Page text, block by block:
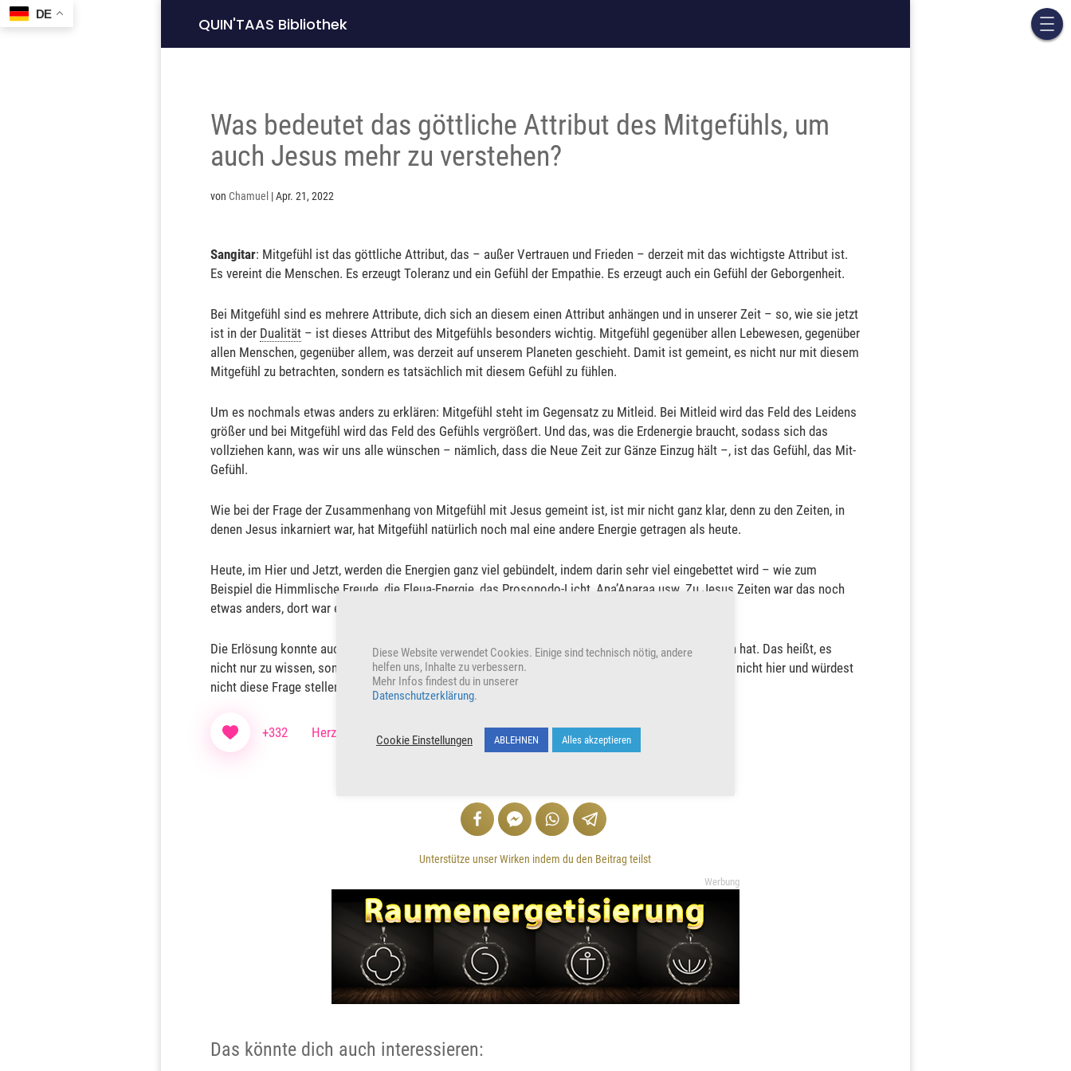
QUIN'TAAS Bibliothek
Was bedeutet das göttliche Attribut des Mitgefühls, um
auch Jesus mehr zu verstehen?
von Chamuel |Apr. 21, 2022
Sangitar: Mitgefühl ist das göttliche Attribut, das – außer Vertrauen und Frieden – derzeit mit das wichtigste Attribut ist.
Es vereint die Menschen. Es erzeugt Toleranz und ein Gefühl der Empathie. Es erzeugt auch ein Gefühl der Geborgenheit.
Bei Mitgefühl sind es mehrere Attribute, dich sich an diesem einen Attribut anhängen und in unserer Zeit – so, wie sie jetzt
ist in der Dualität– ist dieses Attribut des Mitgefühls besonders wichtig. Mitgefühl gegenüber allen Lebewesen, gegenüber
allen Menschen, gegenüber allem, was derzeit auf unserem Planeten geschieht. Damit ist gemeint, es nicht nur mit diesem
Mitgefühl zu betrachten, sondern es tatsächlich mit diesem Gefühl zu fühlen.
Um es nochmals etwas anders zu erklären: Mitgefühl steht im Gegensatz zu Mitleid. Bei Mitleid wird das Feld des Leidens
größer und bei Mitgefühl wird das Feld des Gefühls vergrößert. Und das, was die Erdenergie braucht, sodass sich das
vollziehen kann, was wir uns alle wünschen – nämlich, dass die Neue Zeit zur Gänze Einzug hält –, ist das Gefühl, das Mit-
Gefühl.
Wie bei der Frage der Zusammenhang von Mitgefühl mit Jesus gemeint ist, ist mir nicht ganz klar, denn zu den Zeiten, in
denen Jesus inkarniert war, hat Mitgefühl natürlich noch mal eine andere Energie getragen als heute.
Heute, im Hier und Jetzt, werden die Energien ganz viel gebündelt, indem darin sehr viel eingebettet wird – wie zum
Beispiel die Himmlische Freude, die Eleua-Energie, das Prosonodo-Licht, Ana’Anaraa usw. Zu Jesus Zeiten war das noch
etwas anders, dort war es mehr die Erlösung.
Die Erlösung konnte auch nur stattfinden, wenn man dieses Fühlen für Gottes Sohn in sich getragen hat. Das heißt, es
nicht nur zu wissen, sondern es tatsächlich zu fühlen. Doch du hast es gefühlt, sonst wärst du jetzt nicht hier und würdest
nicht diese Frage stellen. (Sangitar lächelt.)
+332 Herzen freuen auch uns
Unterstütze unser Wirken indem du den Beitrag teilst
Werbung
Das könnte dich auch interessieren:
Diese Website verwendet Cookies. Einige sind technisch nötig, andere
helfen uns, Inhalte zu verbessern.
Mehr Infos findest du in unserer
Datenschutzerklärung.
Cookie Einstellungen ABLEHNEN Alles akzeptieren
DE